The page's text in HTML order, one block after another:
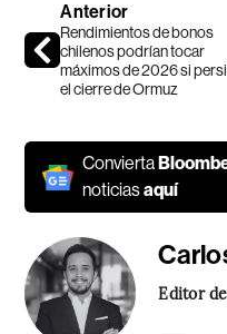
Anterior
Rendimientos de bonos
chilenos podrían tocar
máximos de 2026 si
el cierre de Ormuz
Convierta
noticiasaquí
Editor